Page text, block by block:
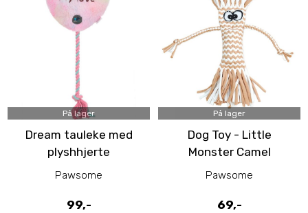
På lager
Dream tauleke med
plyshhjerte
Pawsome
99,-
På lager
Dog Toy - Little
Monster Camel
Pawsome
69,-